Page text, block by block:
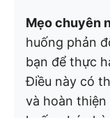
Mẹo chuyên
huống phản
bạn để thực
Điều này có
và hoàn